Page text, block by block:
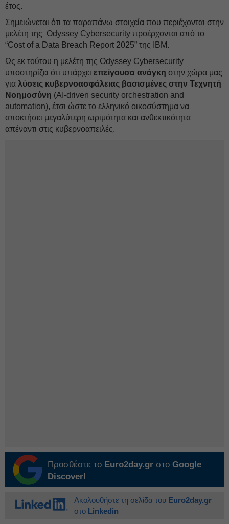
έτος.
Σημειώνεται ότι τα παραπάνω στοιχεία που περιέχονται στην
μελέτη της Odyssey Cybersecurity προέρχονται από το
“Cost of a Data Breach Report 2025” της IBM.
Ως εκ τούτου η μελέτη της Odyssey Cybersecurity
υποστηρίζει ότι υπάρχει επείγουσα ανάγκη στην χώρα μας
για λύσεις κυβερνοασφάλειας βασισμένες στην Τεχνητή
Νοημοσύνη (AI-driven security orchestration and
automation), έτσι ώστε το ελληνικό οικοσύστημα να
αποκτήσει μεγαλύτερη ωριμότητα και ανθεκτικότητα
απέναντι στις κυβερνοαπειλές.
Προσθέστε το Euro2day.gr στο Google
Discover!
Ακολουθήστε τη σελίδα του Euro2day.gr
στο Linkedin